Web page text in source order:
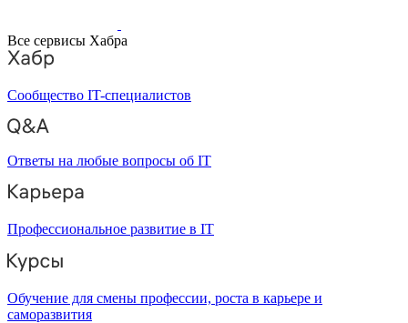
Все сервисы Хабра
Сообщество IT-специалистов
Ответы на любые вопросы об IT
Профессиональное развитие в IT
Обучение для смены профессии, роста в карьере и
саморазвития